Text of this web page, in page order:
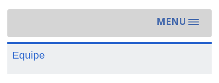
MENU
Toggle
Equipe